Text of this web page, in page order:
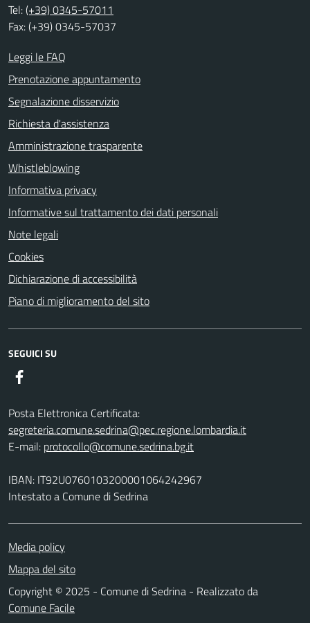
Tel:(+39) 0345-57011
Fax: (+39) 0345-57037
Leggi le FAQ
Prenotazione appuntamento
Segnalazione disservizio
Richiesta d'assistenza
Amministrazione trasparente
Whistleblowing
Informativa privacy
Informative sul trattamento dei dati personali
Note legali
Cookies
Dichiarazione di accessibilità
Piano di miglioramento del sito
SEGUICI SU
Posta Elettronica Certificata:
segreteria.comune.sedrina@pec.regione.lombardia.it
E-mail: protocollo@comune.sedrina.bg.it
IBAN: IT92U0760103200001064242967
Intestato a Comune di Sedrina
Media policy
Mappa del sito
Copyright © 2025 - Comune di Sedrina - Realizzato da
Comune Facile